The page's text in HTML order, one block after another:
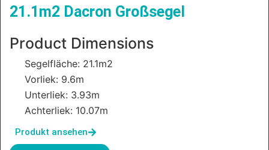
21.1m2 Dacron Großsegel
Product Dimensions
Segelfläche: 21.1m2
Vorliek: 9.6m
Unterliek: 3.93m
Achterliek: 10.07m
Produkt ansehen